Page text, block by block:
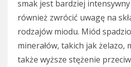
smak jest bardziej intensywny
również zwrócić uwagę na
rodzajów miodu. Miód
minerałów, takich jak żelazo,
także wyższe stężenie